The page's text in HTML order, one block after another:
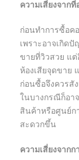
ความเสี่ยงจาก
ก่อนทำการซื้อค
เพราะอาจเกิด
ขายที่วิวสวย แต่
ห้องเสียจุดขาย
ก่อนซื้อจึงควรสั
ในบางกรณีก็อา
สินค้าหรือศูนย์ก
สะดวกขึ้น
ความเสี่ยงจาก